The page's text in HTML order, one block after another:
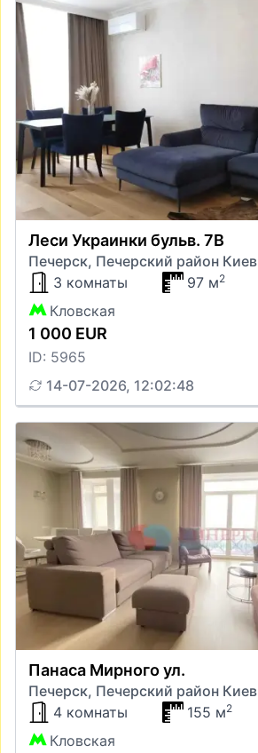
Леси Украинки бульв. 7В
Печерск, Печерский район Киев
3 комнаты
97 м2
Кловская
1 000 EUR
ID: 5965
14-07-2026, 12:02:48
Панаса Мирного ул.
Печерск, Печерский район Киев
4 комнаты
155 м2
Кловская